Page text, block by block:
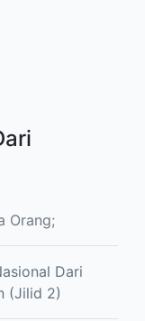
Orang;
Dari
(Jilid 2)